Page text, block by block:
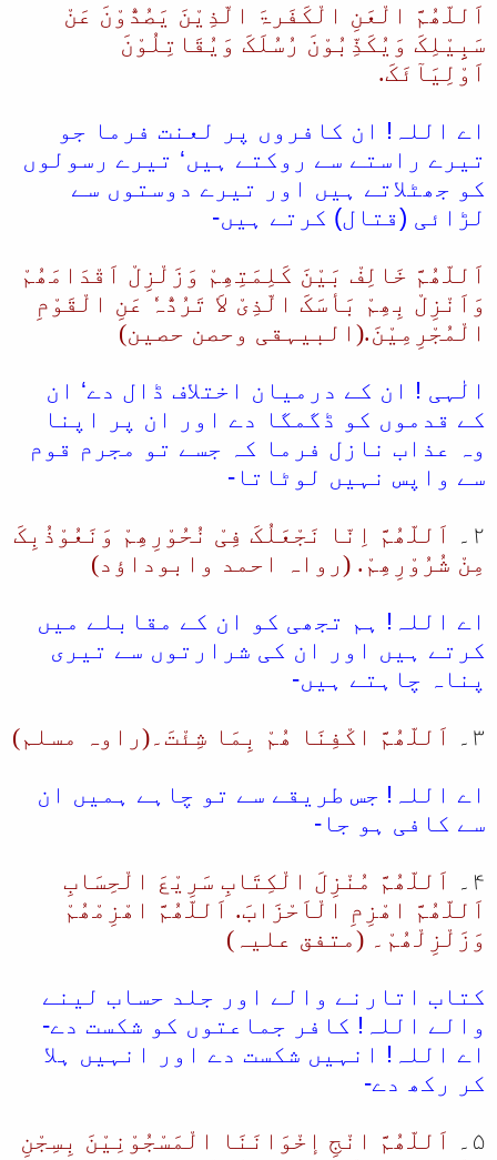
اَللّھُمَّ الْعَنِ الْکَفَرۃَ الّذِیْنَ یَصُدُّوْنَ عَنْ
سَبِِیْلِکَ وَیُکَذِّبُوْنَ رُسُلَکَ وَیُقَاتِلُوْنَ
اَوْلِیَآئَکَ.
اے اللہ! ان کافروں پر لعنت فرما جو
تیرے راستے سے روکتے ہیں‘ تیرے رسولوں
کو جھٹلاتے ہیں اور تیرے دوستوں سے
لڑائی (قتال) کرتے ہیں-
اَللّھُمَّ خَالِفْ بَیْنَ کَلِمَتِھِمْ وَزَلْزِلْ اَقْدَامَھُمْ
وَاَنْزِلْ بِھِمْ بَأسَکَ الّذِیْ لاَ تَرُدُّہٗ عَنِ الْقَوْمِ
الْمُجْرِمِیْنَ.(البیہقی وحصن حصین)
الٰہی ! ان کے درمیان اختلاف ڈال دے‘ ان
کے قدموں کو ڈگمگا دے اور ان پر اپنا
وہ عذاب نازل فرما کہ جسے تو مجرم قوم
سے واپس نہیں لوٹاتا-
۲۔
اَللّھُمَّ اِنّا نَجْعَلُکَ فِیْ نُحُوْرِھِمْ وَنَعُوْذُبِکَ
مِنْ شُرُوْرِھِمْ. (رواہ احمد وابوداؤد)
اے اللہ! ہم تجھی کو ان کے مقابلے میں
کرتے ہیں اور ان کی شرارتوں سے تیری
پناہ چاہتے ہیں-
۳۔ اَللّھُمَّ اکْفِنَا ھُمْ بِمَا شِئْتَ۔(راوہ مسلم)
اے اللہ! جس طریقے سے تو چاہے ہمیں ان
سے کافی ہو جا-
۴۔
اَللّھُمَّ مُنْزِلَ الْکِتَابِ سَرِیْعَ الْحِسَابِ
اَللّھُمَّ اھْزِمِ الْاَحْزَابَ. اَللّھُمَّ اھْزِمْھُمْ
وَزَلْزِلْھُمْ۔ (متفق علیہ)
کتاب اتارنے والے اور جلد حساب لینے
والے اللہ! کافر جماعتوں کو شکست دے-
اے اللہ! انہیں شکست دے اور انہیں ہلا
کر رکھ دے-
۵۔
اَللّھُمَّ انْجِ إخْوَانَنَا الْمَسْجُوْنِیْنَ بِسِجْنِ